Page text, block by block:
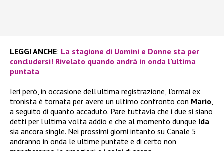
LEGGI ANCHE: La stagione di Uomini e Donne sta per
concludersi! Rivelato quando andrà in onda l’ultima
puntata
Ieri però, in occasione dell’ultima registrazione, l’ormai ex
tronista è tornata per avere un ultimo confronto con Mario,
a seguito di quanto accaduto. Pare tuttavia che i due si siano
detti per l’ultima volta addio e che al momento dunque Ida
sia ancora single. Nei prossimi giorni intanto su Canale 5
andranno in onda le ultime puntate e di certo non